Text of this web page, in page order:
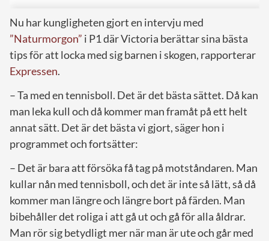
Nu har kungligheten gjort en intervju med
”Naturmorgon” i P1 där Victoria berättar sina bästa
tips för att locka med sig barnen i skogen, rapporterar
Expressen.
– Ta med en tennisboll. Det är det bästa sättet. Då kan
man leka kull och då kommer man framåt på ett helt
annat sätt. Det är det bästa vi gjort, säger hon i
programmet och fortsätter:
– Det är bara att försöka få tag på motståndaren. Man
kullar nån med tennisboll, och det är inte så lätt, så då
kommer man längre och längre bort på färden. Man
bibehåller det roliga i att gå ut och gå för alla åldrar.
Man rör sig betydligt mer när man är ute och går med